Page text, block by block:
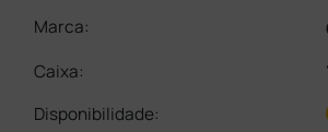
Marca:
Caixa:
Disponibilidade: